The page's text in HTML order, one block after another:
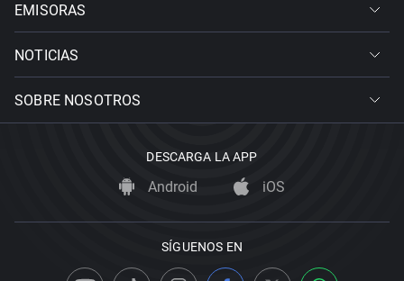
EMISORAS
NOTICIAS
SOBRE NOSOTROS
DESCARGA LA APP
Android iOS
SÍGUENOS EN